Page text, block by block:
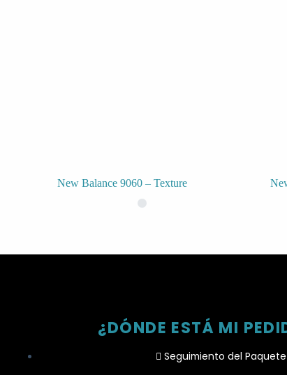
New Balance 9060 – Texture
¿DÓNDE ESTÁ MI
Seguimiento del Paquete